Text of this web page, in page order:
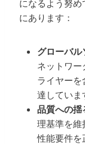
になるよう努め
にあります：
グローバル
ネットワ
ライヤー
達していま
品質への揺
理基準を維
性能要件を